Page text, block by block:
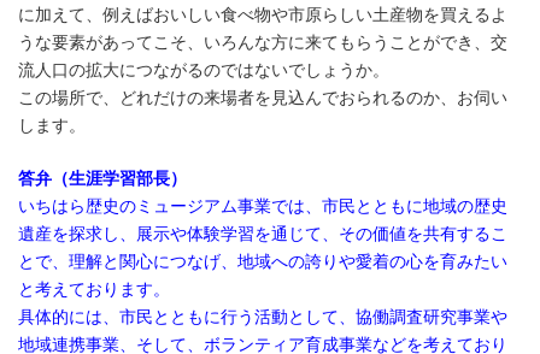
に加えて、例えばおいしい食べ物や市原らしい土産物を買えるよ
うな要素があってこそ、いろんな方に来てもらうことができ、交
流人口の拡大につながるのではないでしょうか。
この場所で、どれだけの来場者を見込んでおられるのか、お伺い
します。
答弁（生涯学習部長）
いちはら歴史のミュージアム事業では、市民とともに地域の歴史
遺産を探求し、展示や体験学習を通じて、その価値を共有するこ
とで、理解と関心につなげ、地域への誇りや愛着の心を育みたい
と考えております。
具体的には、市民とともに行う活動として、協働調査研究事業や
地域連携事業、そして、ボランティア育成事業などを考えており